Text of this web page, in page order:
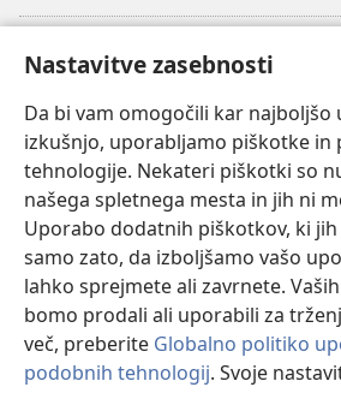
Nastavitve zasebnosti
Da bi vam omogočili kar najboljšo
izkušnjo, uporabljamo piškotke in
tehnologije. Nekateri piškotki so
našega spletnega mesta in jih ni
Uporabo dodatnih piškotkov, ki
samo zato, da izboljšamo vašo
lahko sprejmete ali zavrnete.
bomo prodali ali uporabili za
več, preberite Globalno politiko
podobnih tehnologij. Svoje
(odpre
novo
okno) Watchtowerjeva SPLETNA KNJIŽNICA™
(odpre
novo
okno) JW Hub
(odpre
novo
okno)JW Library
Watchtower Library